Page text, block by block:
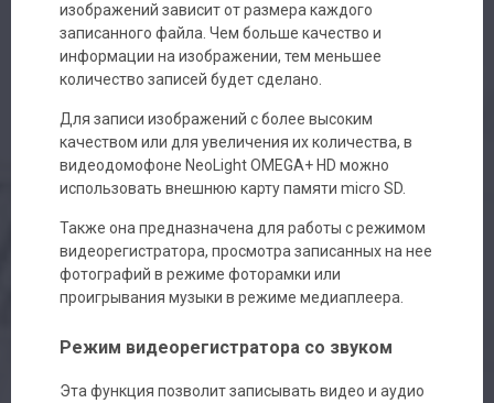
изображений зависит от размера каждого
записанного файла. Чем больше качество и
информации на изображении, тем меньшее
количество записей будет сделано.
Для записи изображений с более высоким
качеством или для увеличения их количества, в
видеодомофоне NeoLight OMEGA+ HD можно
использовать внешнюю карту памяти micro SD.
Также она предназначена для работы с режимом
видеорегистратора, просмотра записанных на нее
фотографий в режиме фоторамки или
проигрывания музыки в режиме медиаплеера.
Режим видеорегистратора со звуком
Эта функция позволит записывать видео и аудио